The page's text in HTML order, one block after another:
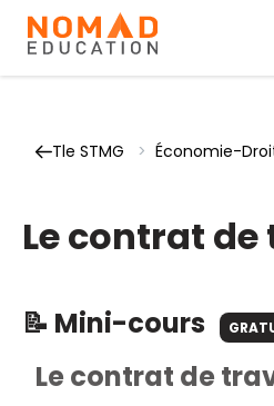
Tle STMG > Économie-
Le contrat
📝 Mini-cours
Le contrat de